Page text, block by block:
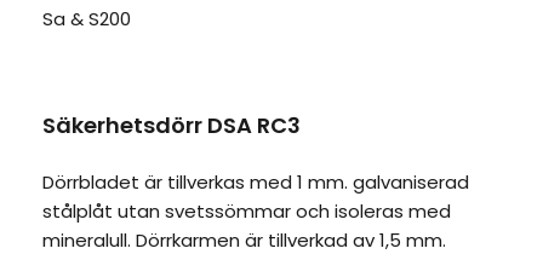
Sa & S200
Säkerhetsdörr DSA RC3
Dörrbladet är tillverkas med 1 mm. galvaniserad
stålplåt utan svetssömmar och isoleras med
mineralull. Dörrkarmen är tillverkad av 1,5 mm.